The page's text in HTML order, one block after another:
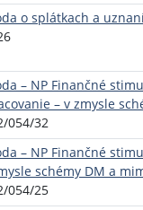
o splátkach a
– NP Finančné
– v zmysle
054/32
– NP Finančné
schémy DM a
054/25